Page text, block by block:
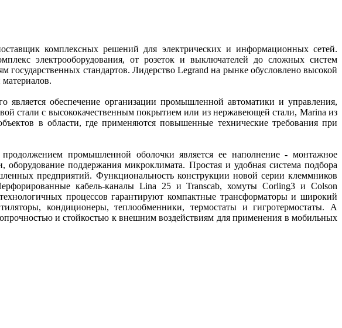
комплексных решений для электрических и информационных сетей.
электрооборудования, от розеток и выключателей до сложных систем
государственных стандартов. Лидерство Legrand на рынке обусловлено высокой
обеспечение организации промышленной автоматики и управления,
стали с высококачественным покрытием или из нержавеющей стали, Marina из
в области, где применяются повышенные технические требования при
промышленной оболочки является ее наполнение - монтажное
оборудование поддержания микроклимата. Простая и удобная система подбора
предприятий. Функциональность конструкции новой серии клеммников
кабель-каналы Lina 25 и Transcab, хомуты Corling3 и Colson
процессов гарантируют компактные трансформаторы и широкий
кондиционеры, теплообменники, термостаты и гигротермостаты. А
и стойкостью к внешним воздействиям для применения в мобильных